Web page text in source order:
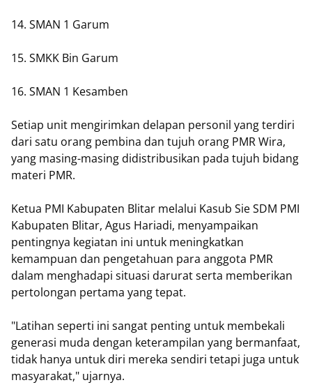
14. SMAN 1 Garum
15. SMKK Bin Garum
16. SMAN 1 Kesamben
Setiap unit mengirimkan delapan personil yang terdiri
dari satu orang pembina dan tujuh orang PMR Wira,
yang masing-masing didistribusikan pada tujuh bidang
materi PMR.
Ketua PMI Kabupaten Blitar melalui Kasub Sie SDM PMI
Kabupaten Blitar, Agus Hariadi, menyampaikan
pentingnya kegiatan ini untuk meningkatkan
kemampuan dan pengetahuan para anggota PMR
dalam menghadapi situasi darurat serta memberikan
pertolongan pertama yang tepat.
"Latihan seperti ini sangat penting untuk membekali
generasi muda dengan keterampilan yang bermanfaat,
tidak hanya untuk diri mereka sendiri tetapi juga untuk
masyarakat," ujarnya.